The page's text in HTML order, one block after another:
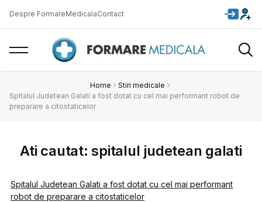
Despre FormareMedicalaContact
Home
Stiri medicale
Spitalul Judetean Galati a fost dotat cu cel mai performant robot de
preparare a citostaticelor
Ati cautat: spitalul judetean galati
Spitalul Judetean Galati a fost dotat cu cel mai performant
robot de preparare a citostaticelor